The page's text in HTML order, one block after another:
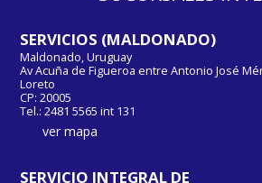
SERVICIOS (MALDONADO)
Maldonado, Uruguay
Av Acuña de Figueroa entre Antonio José
Loreto
CP: 20005
Tel.: 2481 5565 int 131
ver mapa
SERVICIO INTEGRAL DE